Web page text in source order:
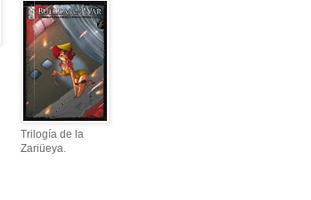
Trilogía de la
Zariüeya.